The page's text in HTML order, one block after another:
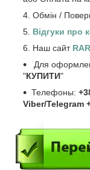
Обмін /
Відгуки про
Наш сайт
Для
"КУПИТИ"
Телефоны:
Viber/Telegram